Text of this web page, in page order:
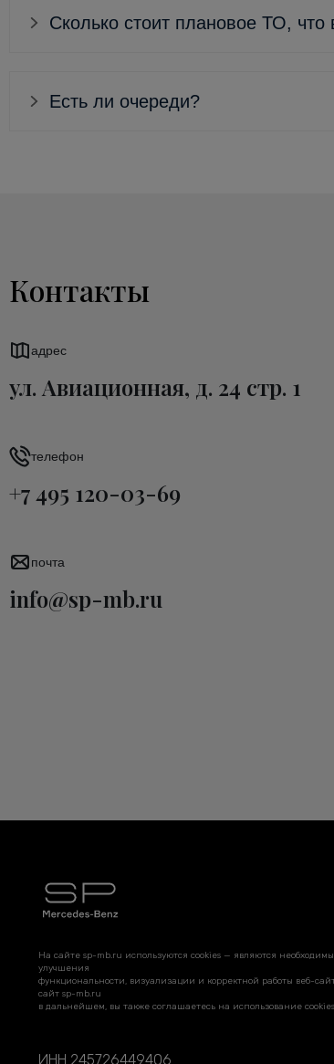
Сколько стоит плановое ТО, что
Есть ли очереди?
Контакты
адрес
ул. Авиационная, д. 24 стр. 1
телефон
+7 495 120-03-69
почта
info@sp-mb.ru
На сайте sp-mb.ru используются cookies — являются
улучшения
функциональности, визуализации и корректной работы веб-
сайт sp-mb.ru
в дальнейшем, вы также соглашаетесь на использование
ИНН 245726449406